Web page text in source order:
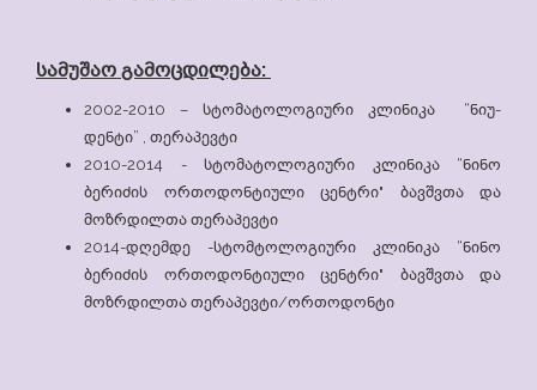
სამუშაო გამოცდილება:
2002-2010 – სტომატოლოგიური კლინიკა “ნიუ-
დენტი” , თერაპევტი
2010-2014 - სტომატოლოგიური კლინიკა “ნინო
ბერიძის ორთოდონტიული ცენტრი" ბავშვთა და
მოზრდილთა თერაპევტი
2014-დღემდე -სტომტოლოგიური კლინიკა “ნინო
ბერიძის ორთოდონტიული ცენტრი" ბავშვთა და
მოზრდილთა თერაპევტი/ორთოდონტი